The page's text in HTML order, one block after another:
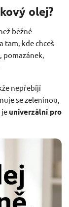
olej?
běžné
tam, kde chceš
pomazánek,
nepřebíjí
se zeleninou,
je univerzální pro